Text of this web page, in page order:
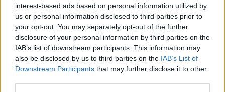
interest-based ads based on personal information utilized by
us or personal information disclosed to third parties prior to
your opt-out. You may separately opt-out of the further
disclosure of your personal information by third parties on the
IAB’s list of downstream participants. This information may
also be disclosed by us to third parties on the IAB’s List of
Downstream Participants that may further disclose it to other
*